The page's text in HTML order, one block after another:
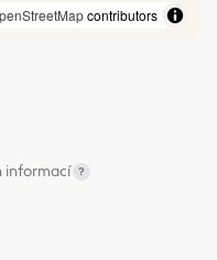
contributors
informací ?